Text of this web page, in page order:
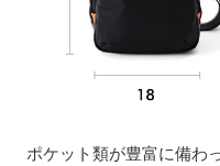
ポケット類が豊富に備わ